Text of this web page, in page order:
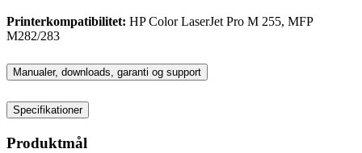
Printerkompatibilitet: HP Color LaserJet Pro M 255, MFP
M282/283
Manualer, downloads, garanti og support
Specifikationer
Produktmål